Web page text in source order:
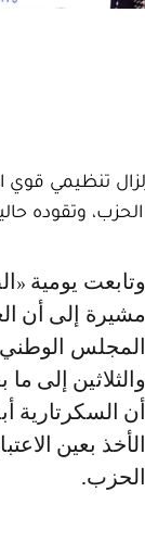
تنظيمي قوي
وتقوده
وتابعت يومية «الصباح»، في عددها الصادر لنهاية الأسبوع الجاري، هذا الموضوع،
مشيرة إلى أن
المجلس الوطني
أن السكرتارية
الأخذ بعين
الحزب.